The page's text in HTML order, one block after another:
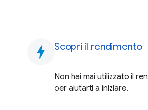
bolt Scopri il rendimento
Non hai mai utilizzato il
per aiutarti a iniziare.